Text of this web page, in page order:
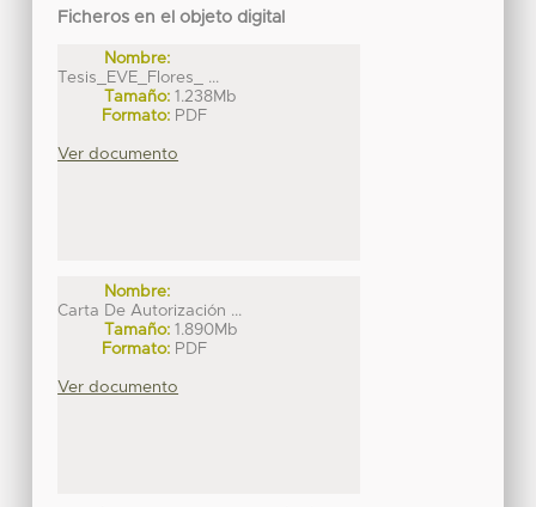
Ficheros en el objeto digital
Nombre:
Tesis_EVE_Flores_ ...
Tamaño: 1.238Mb
Formato: PDF
Ver documento
Nombre:
Carta De Autorización ...
Tamaño: 1.890Mb
Formato: PDF
Ver documento